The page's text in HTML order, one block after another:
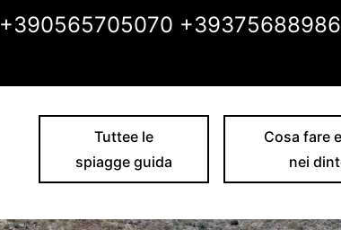
Tuttee le
spiagge guida
Cosa fare
nei
+390565705070